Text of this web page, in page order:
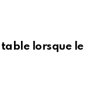
lorsque le